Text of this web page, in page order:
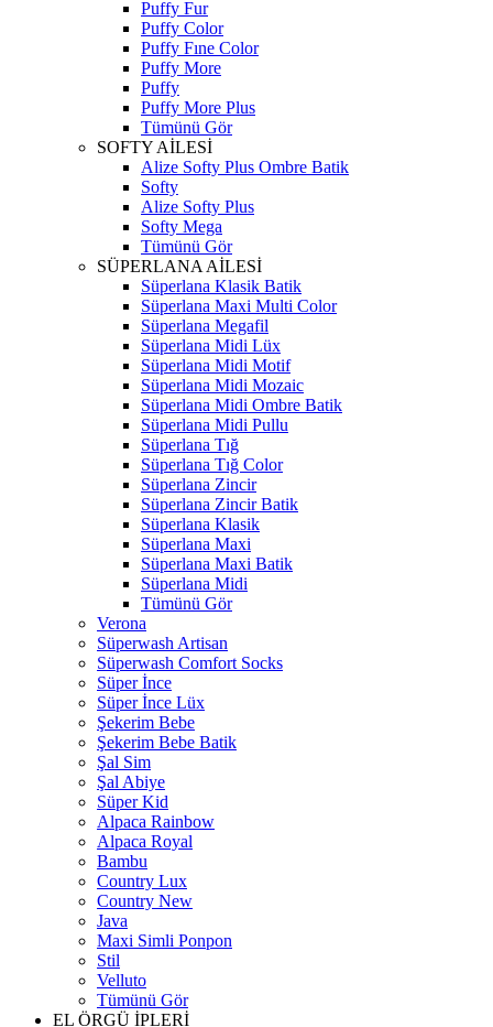
Puffy Fur
Puffy Color
Puffy Fıne Color
Puffy More
Puffy
Puffy More Plus
Tümünü Gör
SOFTY AİLESİ
Alize Softy Plus Ombre Batik
Softy
Alize Softy Plus
Softy Mega
Tümünü Gör
SÜPERLANA AİLESİ
Süperlana Klasik Batik
Süperlana Maxi Multi Color
Süperlana Megafil
Süperlana Midi Lüx
Süperlana Midi Motif
Süperlana Midi Mozaic
Süperlana Midi Ombre Batik
Süperlana Midi Pullu
Süperlana Tığ
Süperlana Tığ Color
Süperlana Zincir
Süperlana Zincir Batik
Süperlana Klasik
Süperlana Maxi
Süperlana Maxi Batik
Süperlana Midi
Tümünü Gör
Verona
Süperwash Artisan
Süperwash Comfort Socks
Süper İnce
Süper İnce Lüx
Şekerim Bebe
Şekerim Bebe Batik
Şal Sim
Şal Abiye
Süper Kid
Alpaca Rainbow
Alpaca Royal
Bambu
Country Lux
Country New
Java
Maxi Simli Ponpon
Stil
Velluto
Tümünü Gör
EL ÖRGÜ İPLERİ